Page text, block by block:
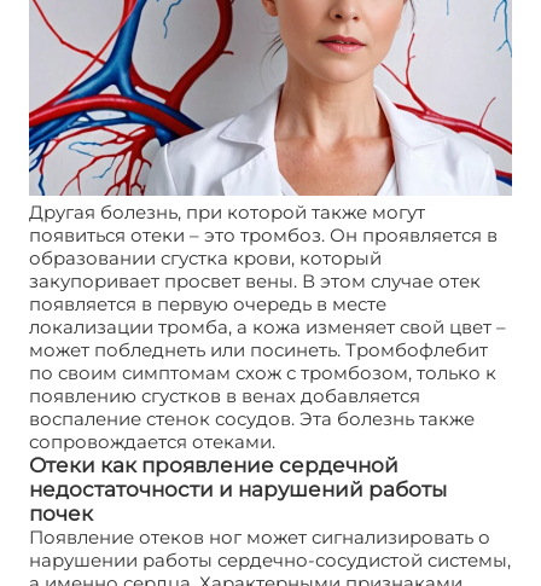
Другая болезнь, при которой также могут
появиться отеки – это тромбоз. Он проявляется в
образовании сгустка крови, который
закупоривает просвет вены. В этом случае отек
появляется в первую очередь в месте
локализации тромба, а кожа изменяет свой цвет –
может побледнеть или посинеть. Тромбофлебит
по своим симптомам схож с тромбозом, только к
появлению сгустков в венах добавляется
воспаление стенок сосудов. Эта болезнь также
сопровождается отеками.
Отеки как проявление сердечной
недостаточности и нарушений работы
почек
Появление отеков ног может сигнализировать о
нарушении работы сердечно-сосудистой системы,